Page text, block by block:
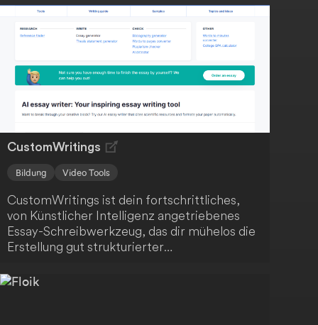
interaktive Quizze und einen KI-
Lernassistenten. Starte kostenlos und
revolutioniere dein Lernen!
CustomWritings
Bildung Video Tools
CustomWritings ist dein fortschrittliches,
von Künstlicher Intelligenz angetriebenes
Essay-Schreibwerkzeug, das dir mühelos die
Erstellung gut strukturierter
Dieses innovative Tool nutzt maschinelles